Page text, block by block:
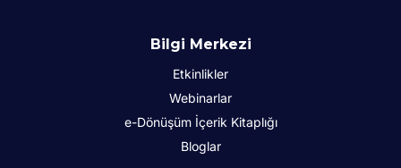
Bilgi Merkezi
Etkinlikler
Webinarlar
e-Dönüşüm İçerik Kitaplığı
Bloglar